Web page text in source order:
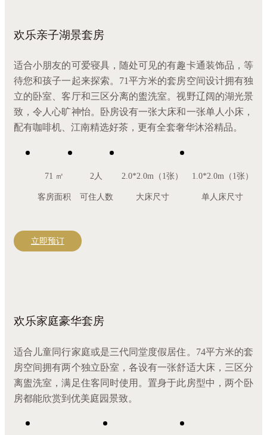
欢乐亲子湖景套房
适合小朋友的可爱寝具，随处可见的有趣卡通装饰品，等
待您和孩子一起来探索。71平方米的套房空间设计拥有独
立的卧室、客厅和三区分离的盥洗室。视野辽阔的湖光景
致，令人心旷神怡。卧房设有一张大床和一张单人小床，
配有咖啡机、江南精选好茶，更有全套奢华沐浴精品。
71 ㎡
客房面积
2人
可住人数
2.0*2.0m（1张）
大床尺寸
1.0*2.0m（1张）
单人床尺寸
立即预订
欢乐家庭豪华套房
适合儿童同行家庭或是三代同堂度假居住。74平方米的套
房空间拥有两个独立卧室，各设有一张舒适大床，三区分
离盥洗室，满足住客同时使用。置身于此房型中，两个卧
房都能欣赏到优美庭园景致。